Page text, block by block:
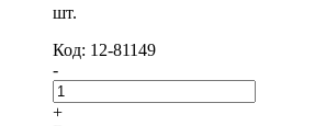
шт.
Код: 12-81149
-
+